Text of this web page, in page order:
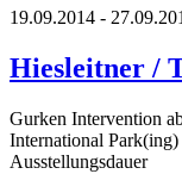
19.09.2014 -
Hiesleitner /
Gurken Intervention
International
Ausstellungsdauer